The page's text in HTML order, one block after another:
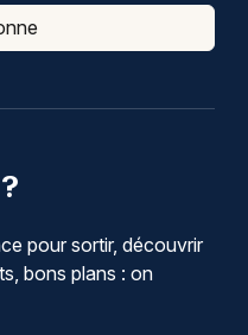
pour sortir, découvrir
bons plans : on